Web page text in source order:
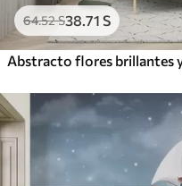
64.52S38.71 S